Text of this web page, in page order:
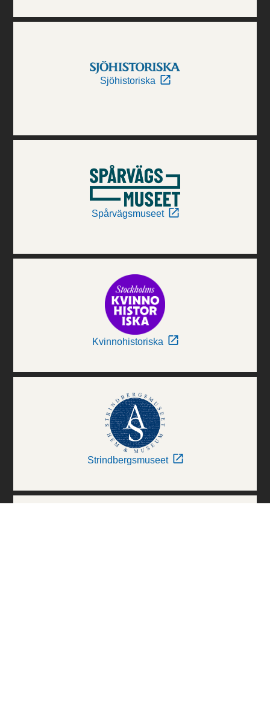
Sjöhistoriska
Spårvägsmuseet
Kvinnohistoriska
Strindbergsmuseet